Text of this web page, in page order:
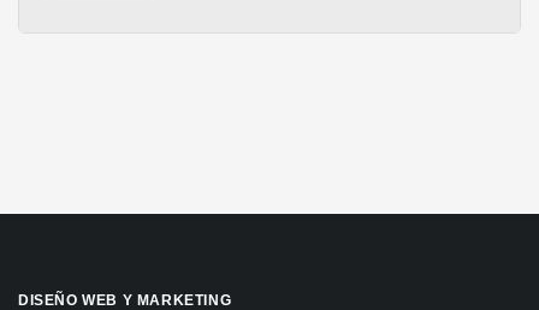
DISEÑO WEB Y MARKETING